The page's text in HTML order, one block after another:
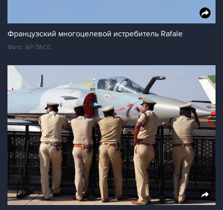
Французский многоцелевой истребитель Rafale
Фото: AP/ТАСС